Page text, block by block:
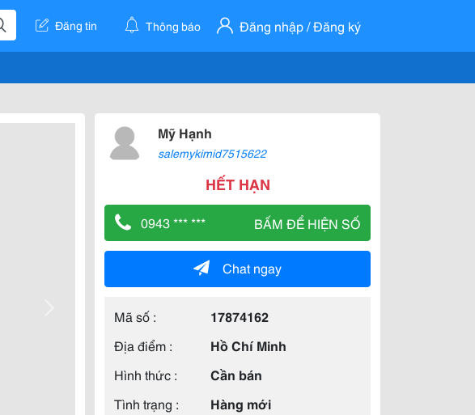
Đăng tin Thông báo Đăng nhập / Đăng ký
Mỹ Hạnh
salemykimid7515622
HẾT HẠN
0943 *** *** BẤM ĐỂ HIỆN SỐ
Chat ngay
Mã số :
17874162
Địa điểm :
Hồ Chí Minh
Hình thức :
Cần bán
Tình trạng :
Hàng mới